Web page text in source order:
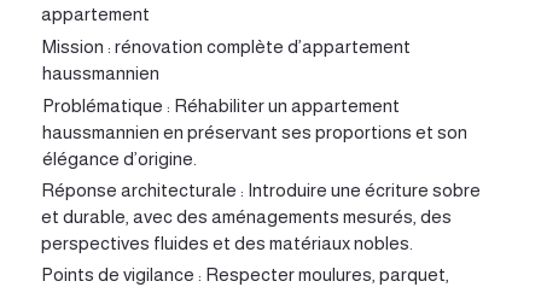
appartement
Mission : rénovation complète d’appartement
haussmannien
Problématique : Réhabiliter un appartement
haussmannien en préservant ses proportions et son
élégance d’origine.
Réponse architecturale : Introduire une écriture sobre
et durable, avec des aménagements mesurés, des
perspectives fluides et des matériaux nobles.
Points de vigilance : Respecter moulures, parquet,